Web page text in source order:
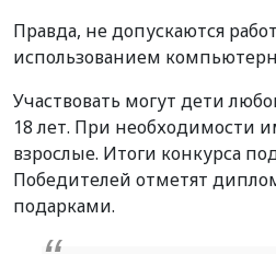
Правда, не допускаются
использованием
Участвовать могут дети
18 лет. При необходимости
взрослые. Итоги конкурса
Победителей отметят
подарками.